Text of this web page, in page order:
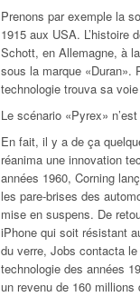
Prenons par exemple la
1915 aux USA.
Schott, en Allemagne, à
sous la marque «Duran».
technologie trouva sa
Le scénario «Pyrex»
En fait, il y a de ça
réanima une innovation
années 1960, Corning
les pare-brises des
mise en suspens. De
iPhone qui soit résistant
du verre, Jobs contacta
technologie des années
un revenu de 160 millions